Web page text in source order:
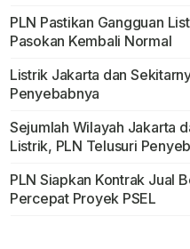
PLN Pastikan Gangguan
Pasokan Kembali Normal
Listrik Jakarta dan
Penyebabnya
Sejumlah Wilayah Jakarta
Listrik, PLN Telusuri
PLN Siapkan Kontrak Jual
Percepat Proyek PSEL